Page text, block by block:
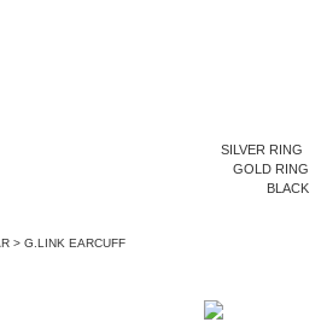
SILVER RING
GOLD RING
BLACK
> G.LINK EARCUFF